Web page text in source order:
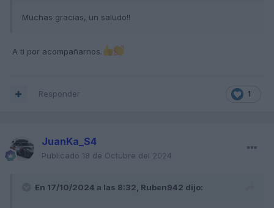
Muchas gracias, un saludo!!
A ti por acompañarnos.
1
Responder
JuanKa_S4
Publicado 18 de Octubre del 2024
En 17/10/2024 a las 8:32, Ruben942 dijo: